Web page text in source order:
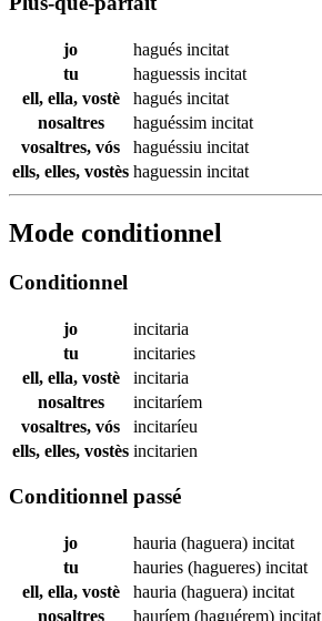
jo hagués incitat
tu
haguessis incitat
ell, ella, vostè
hagués incitat
nosaltres
haguéssim incitat
vosaltres, vós
haguéssiu incitat
ells, elles, vostès haguessin incitat
Mode conditionnel
Conditionnel
jo
incitaria
tu
incitaries
ell, ella, vostè
incitaria
nosaltres
incitaríem
vosaltres, vós
incitaríeu
ells, elles, vostès incitarien
Conditionnel passé
jo hauria (haguera) incitat
tu
hauries (hagueres) incitat
ell, ella, vostè
hauria (haguera) incitat
nosaltres
hauríem (haguérem) incitat